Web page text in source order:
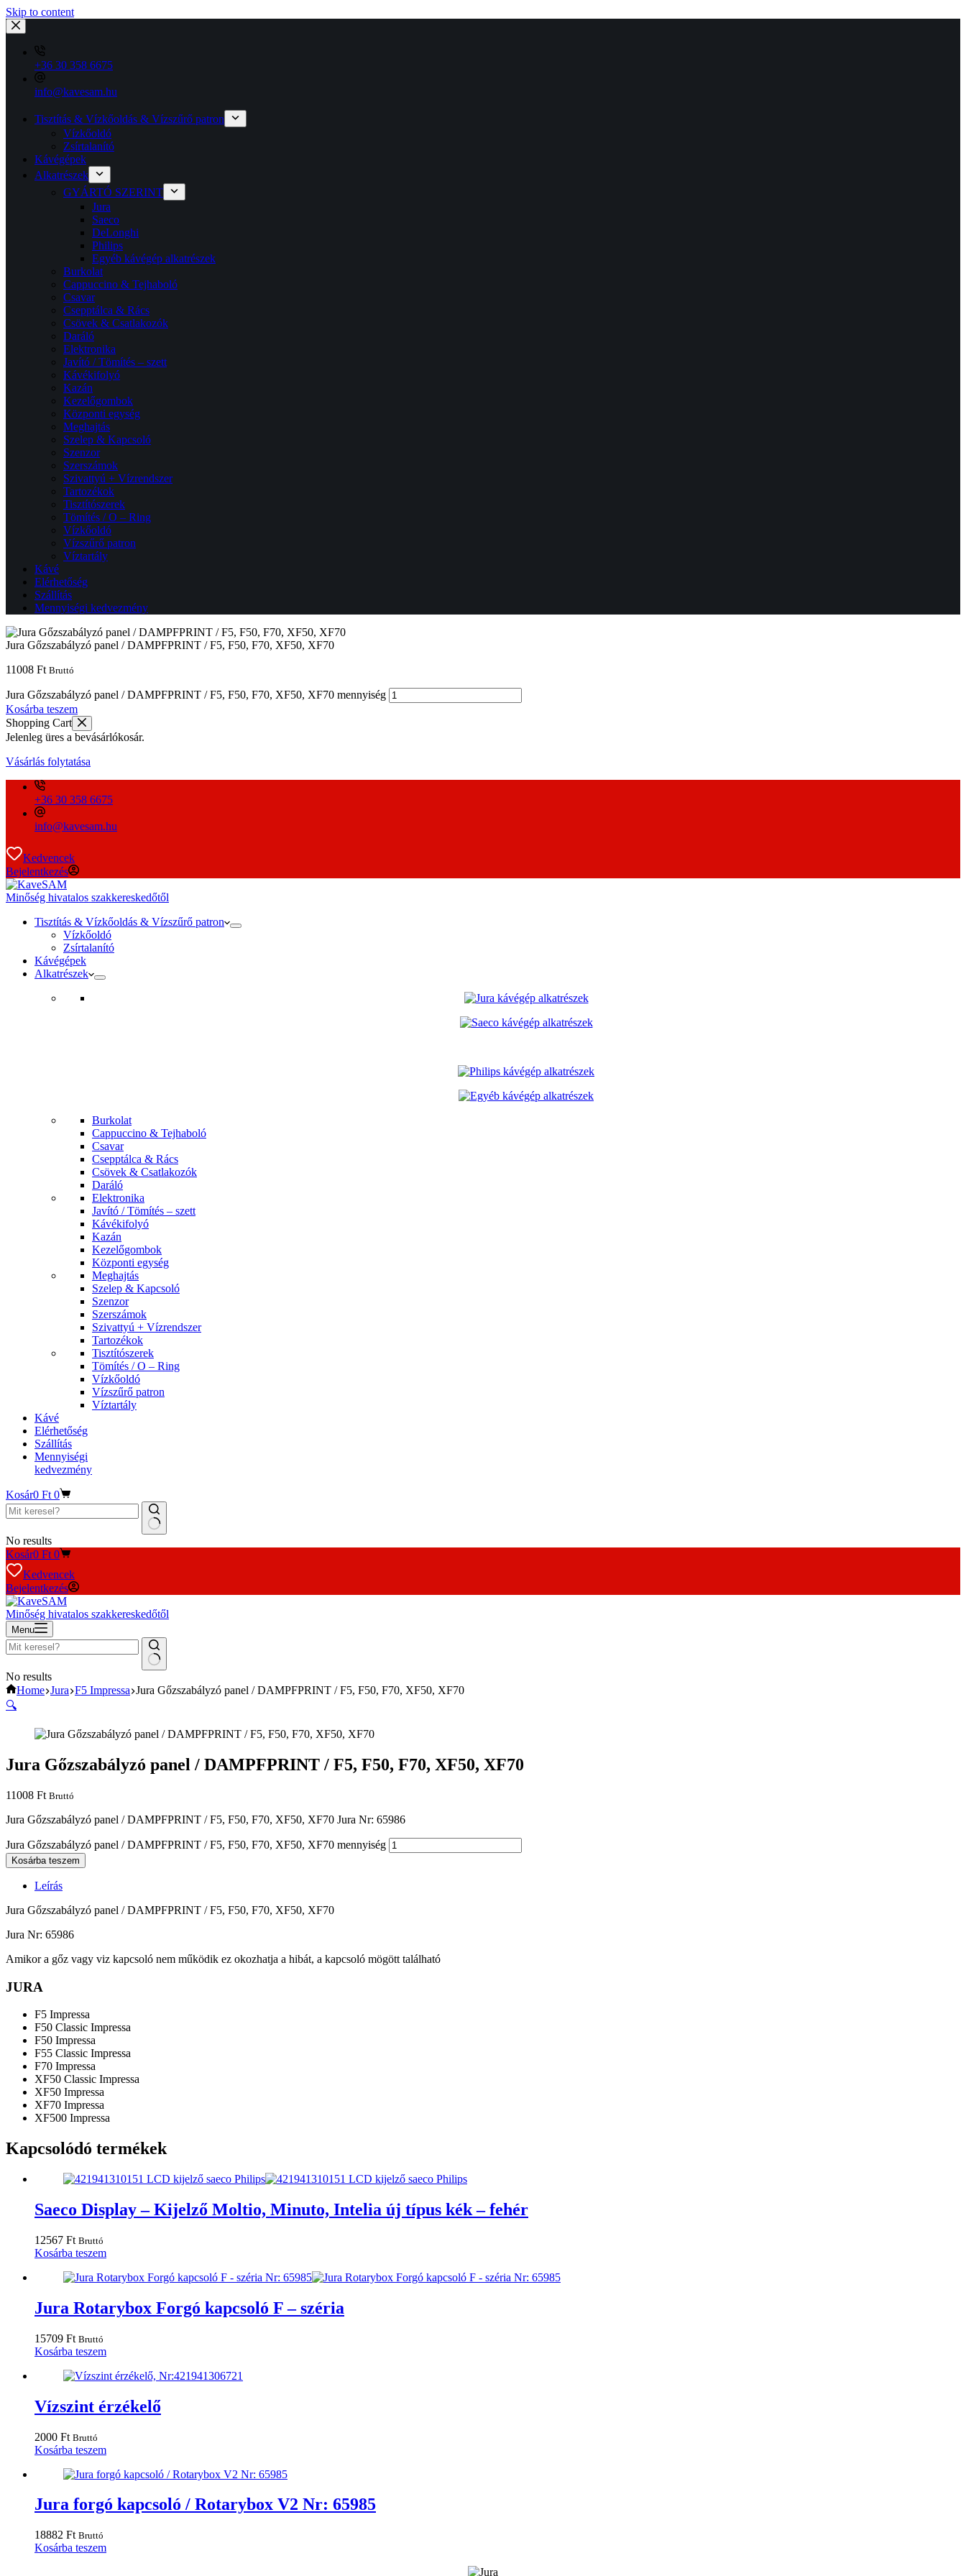
Skip to content
+36 30 358 6675
info@kavesam.hu
Tisztítás & Vízkőoldás & Vízszűrő patron
Vízkőoldó
Zsírtalanító
Kávégépek
Alkatrészek
GYÁRTÓ SZERINT
Jura
Saeco
DeLonghi
Philips
Egyéb kávégép alkatrészek
Burkolat
Cappuccino & Tejhaboló
Csavar
Csepptálca & Rács
Csövek & Csatlakozók
Daráló
Elektronika
Javító / Tömítés – szett
Kávékifolyó
Kazán
Kezelőgombok
Központi egység
Meghajtás
Szelep & Kapcsoló
Szenzor
Szerszámok
Szivattyú + Vízrendszer
Tartozékok
Tisztítószerek
Tömítés / O – Ring
Vízkőoldó
Vízszűrő patron
Víztartály
Kávé
Elérhetőség
Szállítás
Mennyiségi kedvezmény
Jura Gőzszabályzó panel / DAMPFPRINT / F5, F50, F70, XF50, XF70
11008 Ft Bruttó
Jura Gőzszabályzó panel / DAMPFPRINT / F5, F50, F70, XF50, XF70 mennyiség
Kosárba teszem
Shopping Cart
Jelenleg üres a bevásárlókosár.
Vásárlás folytatása
+36 30 358 6675
info@kavesam.hu
Kedvencek
Bejelentkezés
Minőség hivatalos szakkereskedőtől
Tisztítás & Vízkőoldás & Vízszűrő patron
Vízkőoldó
Zsírtalanító
Kávégépek
Alkatrészek
Burkolat
Cappuccino & Tejhaboló
Csavar
Csepptálca & Rács
Csövek & Csatlakozók
Daráló
Elektronika
Javító / Tömítés – szett
Kávékifolyó
Kazán
Kezelőgombok
Központi egység
Meghajtás
Szelep & Kapcsoló
Szenzor
Szerszámok
Szivattyú + Vízrendszer
Tartozékok
Tisztítószerek
Tömítés / O – Ring
Vízkőoldó
Vízszűrő patron
Víztartály
Kávé
Elérhetőség
Szállítás
Mennyiségi
kedvezmény
Kosár0 Ft 0
No results
Kosár0 Ft 0
Kedvencek
Bejelentkezés
Minőség hivatalos szakkereskedőtől
Menu
No results
Home Jura F5 Impressa Jura Gőzszabályzó panel / DAMPFPRINT / F5, F50, F70, XF50, XF70
🔍
Jura Gőzszabályzó panel / DAMPFPRINT / F5, F50, F70, XF50, XF70
11008 Ft Bruttó
Jura Gőzszabályzó panel / DAMPFPRINT / F5, F50, F70, XF50, XF70 Jura Nr: 65986
Jura Gőzszabályzó panel / DAMPFPRINT / F5, F50, F70, XF50, XF70 mennyiség
Kosárba teszem
Leírás
Jura Gőzszabályzó panel / DAMPFPRINT / F5, F50, F70, XF50, XF70
Jura Nr: 65986
Amikor a gőz vagy viz kapcsoló nem működik ez okozhatja a hibát, a kapcsoló mögött található
JURA
F5 Impressa
F50 Classic Impressa
F50 Impressa
F55 Classic Impressa
F70 Impressa
XF50 Classic Impressa
XF50 Impressa
XF70 Impressa
XF500 Impressa
Kapcsolódó termékek
Saeco Display – Kijelző Moltio, Minuto, Intelia új típus kék – fehér
12567 Ft Bruttó
Kosárba teszem
Jura Rotarybox Forgó kapcsoló F – széria
15709 Ft Bruttó
Kosárba teszem
Vízszint érzékelő
2000 Ft Bruttó
Kosárba teszem
Jura forgó kapcsoló / Rotarybox V2 Nr: 65985
18882 Ft Bruttó
Kosárba teszem